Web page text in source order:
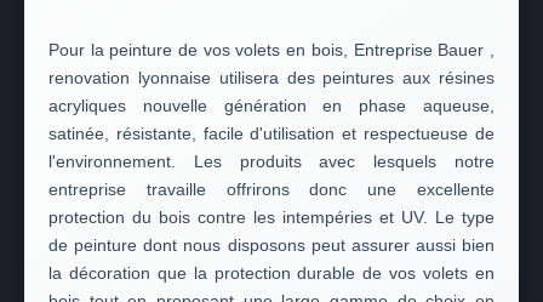
Pour la peinture de vos volets en bois, Entreprise Bauer ,
renovation lyonnaise utilisera des peintures aux résines
acryliques nouvelle génération en phase aqueuse,
satinée, résistante, facile d'utilisation et respectueuse de
l'environnement. Les produits avec lesquels notre
entreprise travaille offrirons donc une excellente
protection du bois contre les intempéries et UV. Le type
de peinture dont nous disposons peut assurer aussi bien
la décoration que la protection durable de vos volets en